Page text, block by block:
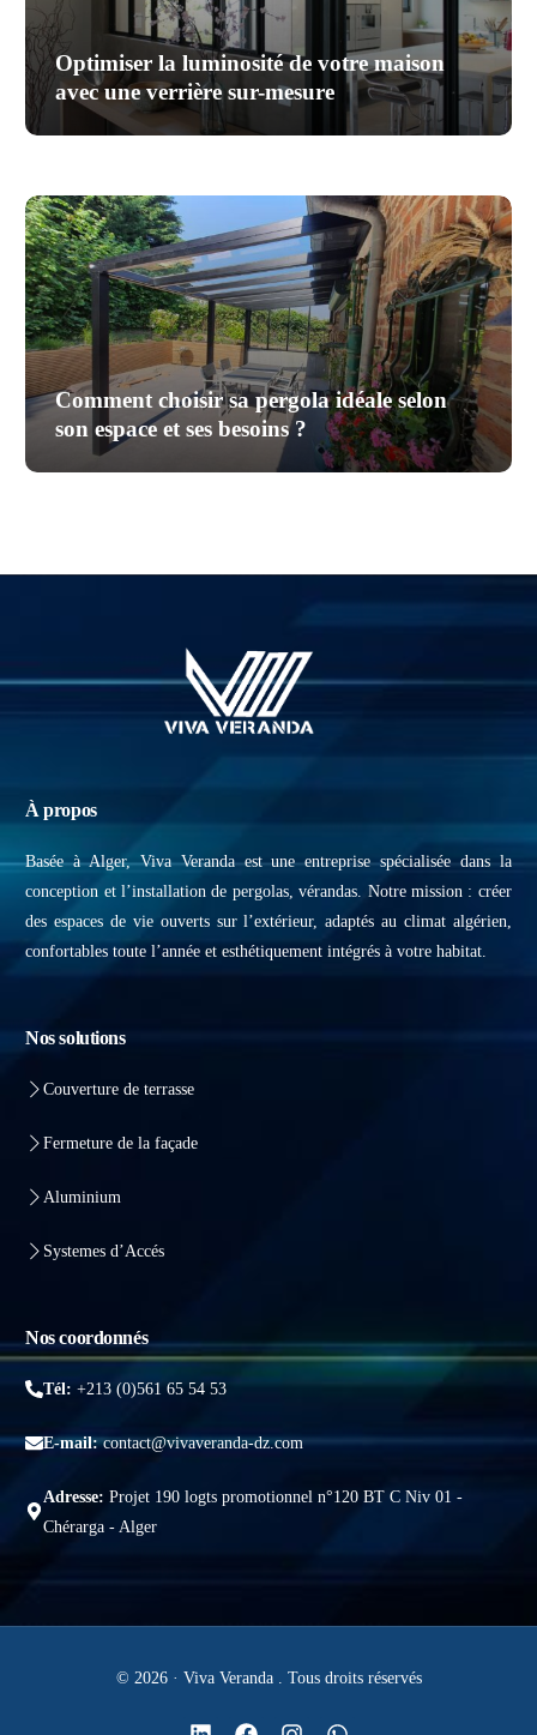
Optimiser la luminosité de votre maison
avec une verrière sur-mesure
Comment choisir sa pergola idéale selon
son espace et ses besoins ?
À propos
Basée à Alger, Viva Veranda est une entreprise spécialisée dans la
conception et l’installation de pergolas, vérandas. Notre mission : créer
des espaces de vie ouverts sur l’extérieur, adaptés au climat algérien,
confortables toute l’année et esthétiquement intégrés à votre habitat.
Nos solutions
Couverture de terrasse
Fermeture de la façade
Aluminium
Systemes d’Accés
Nos coordonnés
Tél:+213 (0)561 65 54 53
E-mail:contact@vivaveranda-dz.com
Adresse:Projet 190 logts promotionnel n°120 BT C Niv 01 -
Chérarga - Alger
© 2026 · Viva Veranda . Tous droits réservés